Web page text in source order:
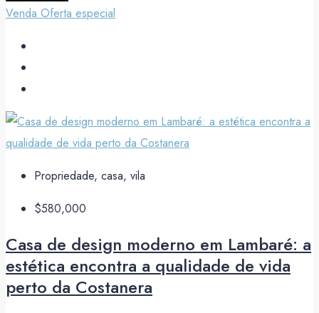
Venda Oferta especial
Propriedade, casa, vila
$580,000
Casa de design moderno em Lambaré: a
estética encontra a qualidade de vida
perto da Costanera